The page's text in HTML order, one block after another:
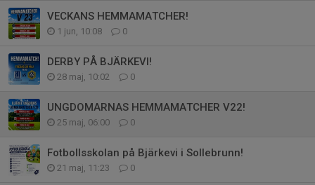
VECKANS HEMMAMATCHER!
1 jun, 10:08 0
DERBY PÅ BJÄRKEVI!
28 maj, 10:02 0
UNGDOMARNAS HEMMAMATCHER V22!
25 maj, 06:00 0
Fotbollsskolan på Bjärkevi i Sollebrunn!
21 maj, 11:23 0